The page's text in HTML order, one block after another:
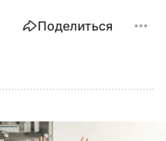
Поделиться